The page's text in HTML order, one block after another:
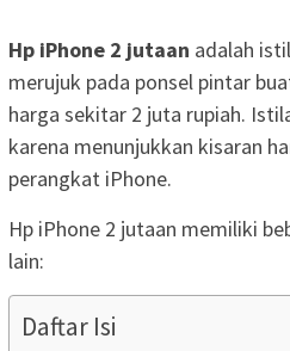
Hp iPhone 2 jutaan adalah
merujuk pada ponsel pintar
harga sekitar 2 juta rupiah.
karena menunjukkan kisaran
perangkat iPhone.
Hp iPhone 2 jutaan memiliki
lain:
Daftar Isi